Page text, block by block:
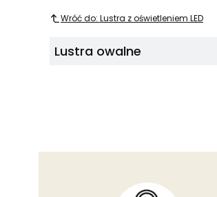
Wróć do: Lustra z oświetleniem LED
Lustra owalne